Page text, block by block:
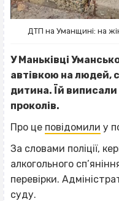
ДТП на Уманщині: на
У Маньківці
автівкою на людей,
дитина. Їй виписали
проколів.
Про це повідомили у
За словами поліції,
алкогольного
перевірки.
суду.